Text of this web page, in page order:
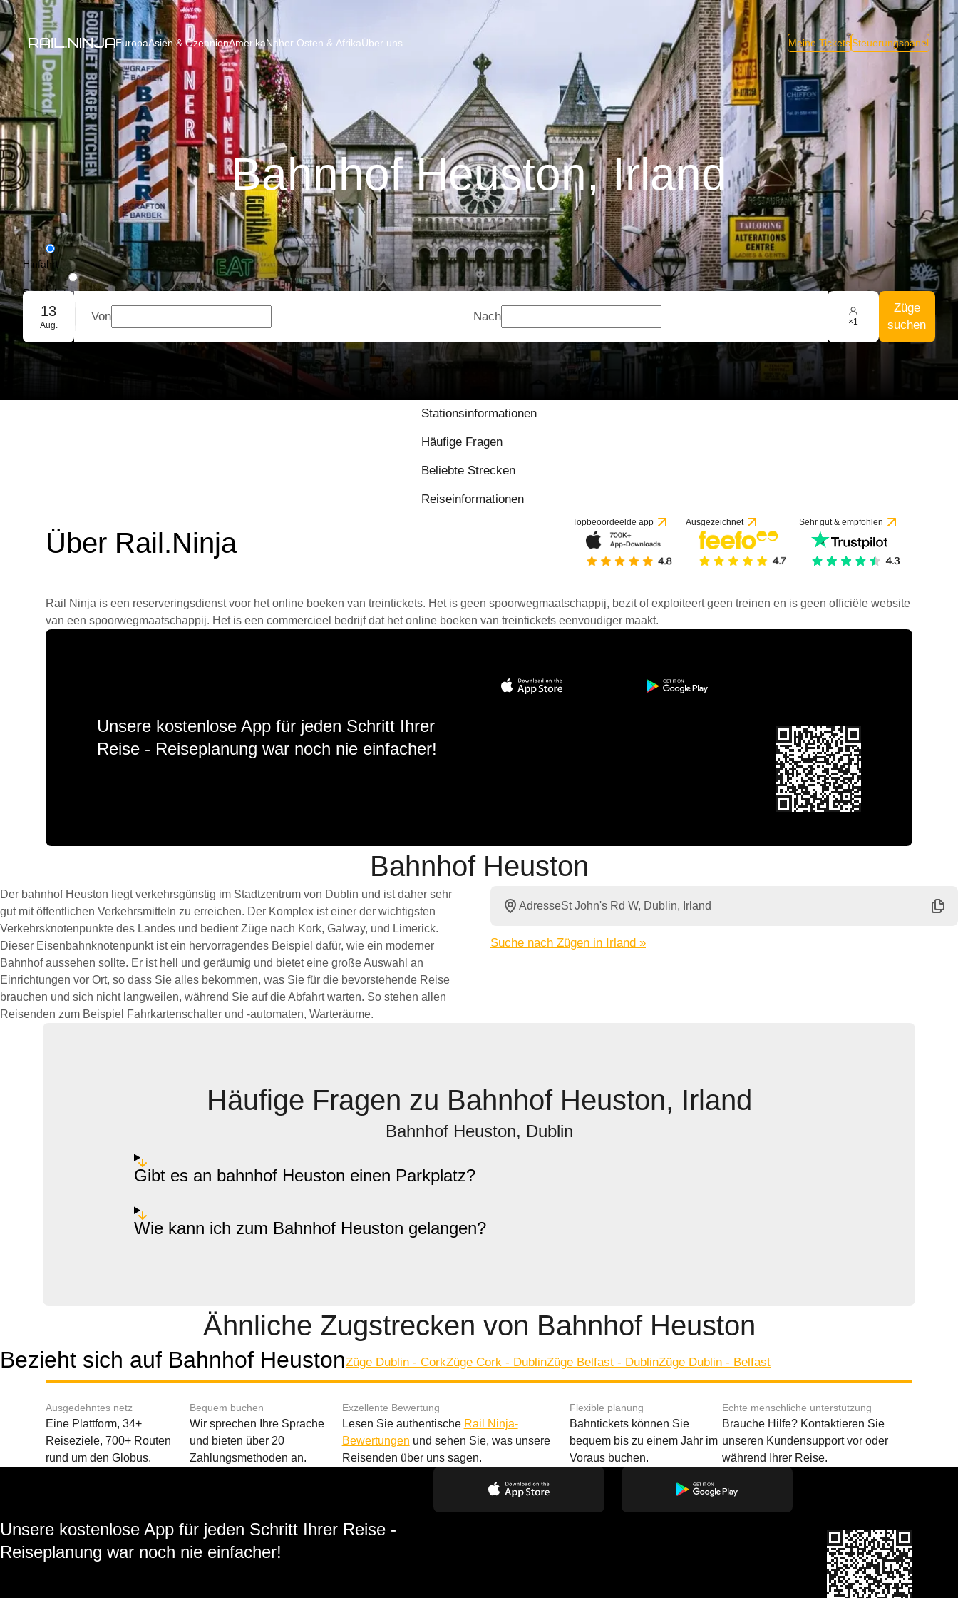
EuropaAsien & OzeanienAmerikaNaher Osten & AfrikaÜber uns Meine TicketsSteuerungspanel
Bahnhof Heuston, Irland
Hinfahrt
Rückfahrt
Gruppenbuchung
13
Aug.
Von Nach ×1
Züge
suchen
Stationsinformationen
Häufige Fragen
Beliebte Strecken
Reiseinformationen
Über Rail.Ninja
Topbeoordeelde app Ausgezeichnet Sehr gut & empfohlen
Rail Ninja is een reserveringsdienst voor het online boeken van treintickets. Het is geen spoorwegmaatschappij, bezit of exploiteert geen treinen en is geen officiële website
van een spoorwegmaatschappij. Het is een commercieel bedrijf dat het online boeken van treintickets eenvoudiger maakt.
Unsere kostenlose App für jeden Schritt Ihrer
Reise - Reiseplanung war noch nie einfacher!
Bahnhof Heuston
Der bahnhof Heuston liegt verkehrsgünstig im Stadtzentrum von Dublin und ist daher sehr
gut mit öffentlichen Verkehrsmitteln zu erreichen. Der Komplex ist einer der wichtigsten
Verkehrsknotenpunkte des Landes und bedient Züge nach Kork, Galway, und Limerick.
Dieser Eisenbahnknotenpunkt ist ein hervorragendes Beispiel dafür, wie ein moderner
Bahnhof aussehen sollte. Er ist hell und geräumig und bietet eine große Auswahl an
Einrichtungen vor Ort, so dass Sie alles bekommen, was Sie für die bevorstehende Reise
brauchen und sich nicht langweilen, während Sie auf die Abfahrt warten. So stehen allen
Reisenden zum Beispiel Fahrkartenschalter und -automaten, Warteräume.
AdresseSt John's Rd W, Dublin, Irland
Suche nach Zügen in Irland »
Häufige Fragen zu Bahnhof Heuston, Irland
Bahnhof Heuston, Dublin
Gibt es an bahnhof Heuston einen Parkplatz?
Wie kann ich zum Bahnhof Heuston gelangen?
Ähnliche Zugstrecken von Bahnhof Heuston
Bezieht sich auf Bahnhof HeustonZüge Dublin - CorkZüge Cork - DublinZüge Belfast - DublinZüge Dublin - Belfast
Ausgedehntes netz
Eine Plattform, 34+
Reiseziele, 700+ Routen
rund um den Globus.
Bequem buchen
Wir sprechen Ihre Sprache
und bieten über 20
Zahlungsmethoden an.
Exzellente Bewertung
Lesen Sie authentische Rail Ninja-
Bewertungen und sehen Sie, was unsere
Reisenden über uns sagen.
Flexible planung
Bahntickets können Sie
bequem bis zu einem Jahr im
Voraus buchen.
Echte menschliche unterstützung
Brauche Hilfe? Kontaktieren Sie
unseren Kundensupport vor oder
während Ihrer Reise.
Unsere kostenlose App für jeden Schritt Ihrer Reise -
Reiseplanung war noch nie einfacher!